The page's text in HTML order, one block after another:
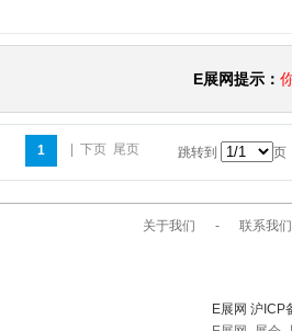
E展网提示：
1 下页 尾页 跳转到 页
关于我们 - 联系我们
E展网 沪